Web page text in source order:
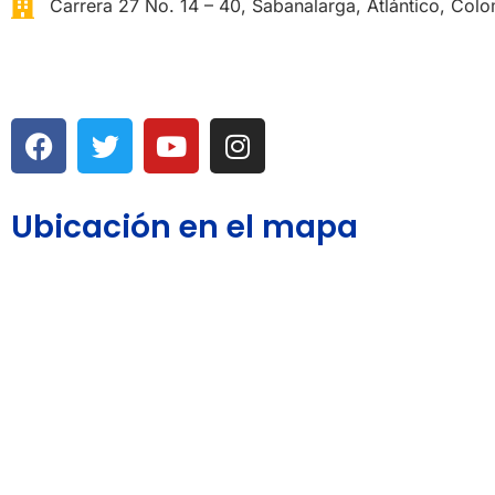
Carrera 27 No. 14 – 40, Sabanalarga, Atlántico,
Ubicación en el mapa